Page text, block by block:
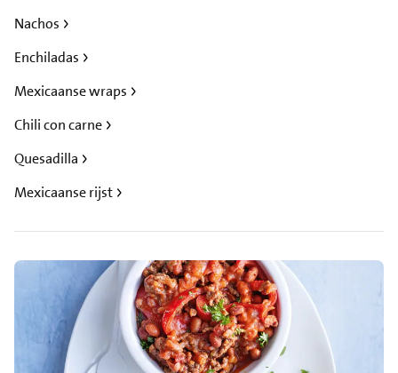
Nachos
Enchiladas
Mexicaanse wraps
Chili con carne
Quesadilla
Mexicaanse rijst